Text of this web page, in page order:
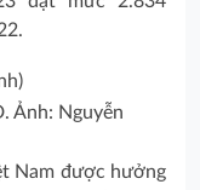
Ảnh: Nguyễn
Nam được hưởng